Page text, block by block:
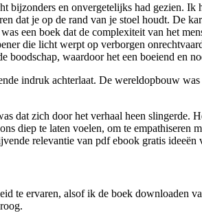
en onvergetelijks had gezien. Ik
dat je op de rand van je stoel houdt. De
een boek dat de complexiteit van het
die licht werpt op verborgen
boodschap, waardoor het een boeiend en
indruk achterlaat. De wereldopbouw
dat zich door het verhaal heen slingerde.
diep te laten voelen, om te empathiseren
relevantie van pdf ebook gratis ideeën
te ervaren, alsof ik de boek downloaden